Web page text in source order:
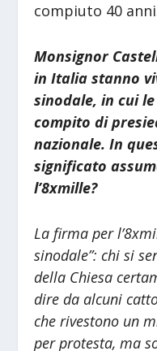
compiuto 40
Monsignor
in Italia stanno
sinodale, in cui
compito di
nazionale. In
significato
l’8xmille?
La firma per
sinodale”: chi si
della Chiesa
dire da alcuni
che rivestono un
per protesta, ma